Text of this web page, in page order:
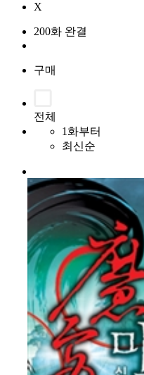
X
200화 완결
구매
전체
1화부터
최신순